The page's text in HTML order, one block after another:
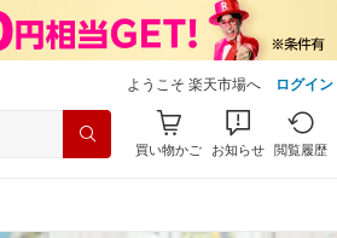
ようこそ 楽天市場へ ログイン
買い物かご お知らせ 閲覧履歴